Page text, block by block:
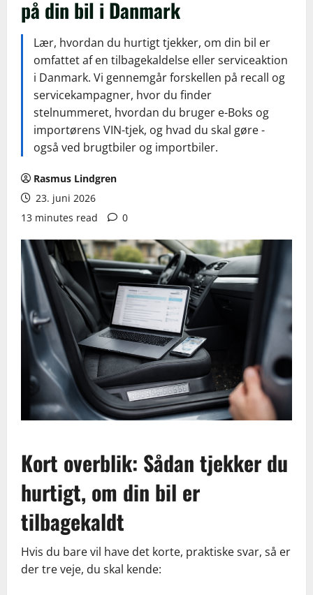
på din bil i Danmark
Lær, hvordan du hurtigt tjekker, om din bil er
omfattet af en tilbagekaldelse eller serviceaktion
i Danmark. Vi gennemgår forskellen på recall og
servicekampagner, hvor du finder
stelnummeret, hvordan du bruger e-Boks og
importørens VIN-tjek, og hvad du skal gøre -
også ved brugtbiler og importbiler.
Rasmus Lindgren
23. juni 2026
13 minutes read
0
Kort overblik: Sådan tjekker du
hurtigt, om din bil er
tilbagekaldt
Hvis du bare vil have det korte, praktiske svar, så er
der tre veje, du skal kende: